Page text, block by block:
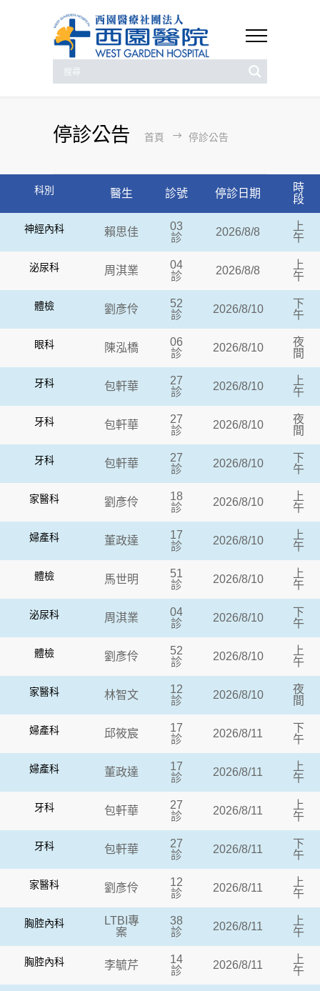
停診公告 首頁 停診公告
科別 醫生 診號 停診日期
時
段
神經內科 賴思佳
03
診
2026/8/8
上
午
泌尿科 周淇業
04
診
2026/8/8
上
午
體檢 劉彥伶
52
診
2026/8/10
下
午
眼科 陳泓橋
06
診
2026/8/10
夜
間
牙科 包軒華
27
診
2026/8/10
上
午
牙科 包軒華
27
診
2026/8/10
夜
間
牙科 包軒華
27
診
2026/8/10
下
午
家醫科 劉彥伶
18
診
2026/8/10
上
午
婦產科 董政達
17
診
2026/8/10
上
午
體檢 馬世明
51
診
2026/8/10
上
午
泌尿科 周淇業
04
診
2026/8/10
下
午
體檢 劉彥伶
52
診
2026/8/10
上
午
家醫科 林智文
12
診
2026/8/10
夜
間
婦產科 邱筱宸
17
診
2026/8/11
下
午
婦產科 董政達
17
診
2026/8/11
上
午
牙科 包軒華
27
診
2026/8/11
上
午
牙科 包軒華
27
診
2026/8/11
下
午
家醫科 劉彥伶
12
診
2026/8/11
上
午
胸腔內科
LTBI專
案
38
診
2026/8/11
上
午
胸腔內科 李毓芹
14
診
2026/8/11
上
午